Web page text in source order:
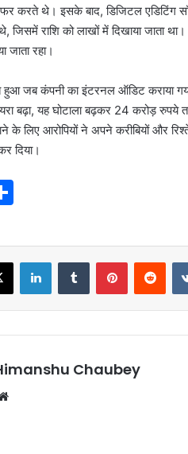
करते थे। इसके बाद, डिजिटल एडिटिंग
जिसमें राशि को लाखों में दिखाया जाता
जाता रहा।
हुआ जब कंपनी का इंटरनल ऑडिट कराया
बढ़ा, यह घोटाला बढ़कर 24 करोड़ रुपये
के लिए आरोपियों ने अपने करीबियों और
दिया।
ar
e
Chaubey